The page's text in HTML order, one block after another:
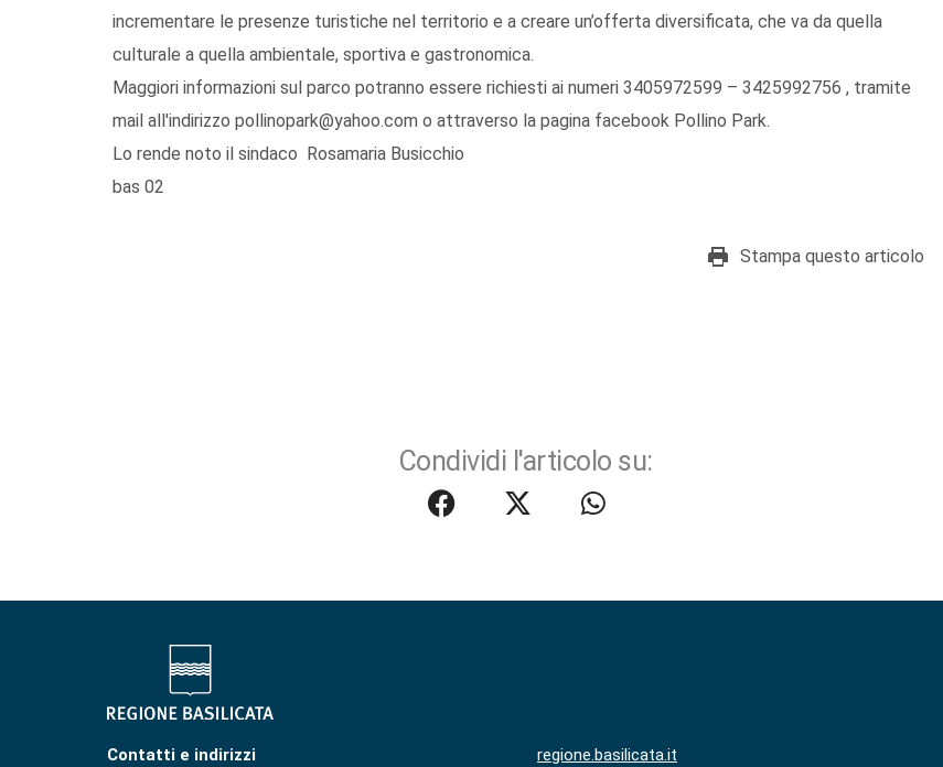
incrementare le presenze turistiche nel territorio e a creare un’offerta diversificata, che va da quella
culturale a quella ambientale, sportiva e gastronomica.
Maggiori informazioni sul parco potranno essere richiesti ai numeri 3405972599 – 3425992756 , tramite
mail all'indirizzo pollinopark@yahoo.com o attraverso la pagina facebook Pollino Park.
Lo rende noto il sindaco Rosamaria Busicchio
bas 02
Stampa questo articolo
Condividi l'articolo su:
Contatti e indirizzi regione.basilicata.it